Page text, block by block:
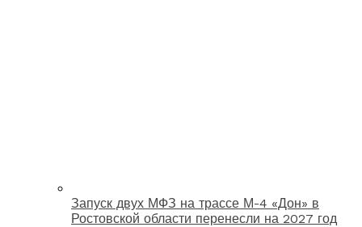
Запуск двух МФЗ на трассе М-4 «Дон» в
Ростовской области перенесли на 2027 год